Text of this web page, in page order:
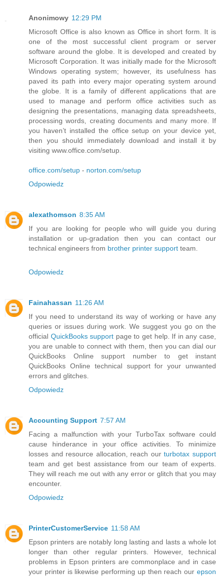
Anonimowy 12:29 PM
Microsoft Office is also known as Office in short form. It is
one of the most successful client program or server
software around the globe. It is developed and created by
Microsoft Corporation. It was initially made for the Microsoft
Windows operating system; however, its usefulness has
paved its path into every major operating system around
the globe. It is a family of different applications that are
used to manage and perform office activities such as
designing the presentations, managing data spreadsheets,
processing words, creating documents and many more. If
you haven’t installed the office setup on your device yet,
then you should immediately download and install it by
visiting www.office.com/setup.
office.com/setup - norton.com/setup
Odpowiedz
alexathomson 8:35 AM
If you are looking for people who will guide you during
installation or up-gradation then you can contact our
technical engineers from brother printer support team.
Odpowiedz
Fainahassan 11:26 AM
If you need to understand its way of working or have any
queries or issues during work. We suggest you go on the
official QuickBooks support page to get help. If in any case,
you are unable to connect with them, then you can dial our
QuickBooks Online support number to get instant
QuickBooks Online technical support for your unwanted
errors and glitches.
Odpowiedz
Accounting Support 7:57 AM
Facing a malfunction with your TurboTax software could
cause hinderance in your office activities. To minimize
losses and resource allocation, reach ourturbotax support
team and get best assistance from our team of experts.
They will reach me out with any error or glitch that you may
encounter.
Odpowiedz
PrinterCustomerService 11:58 AM
Epson printers are notably long lasting and lasts a whole lot
longer than other regular printers. However, technical
problems in Epson printers are commonplace and in case
your printer is likewise performing up then reach our epson